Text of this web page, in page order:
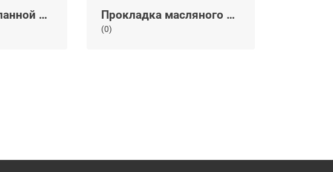
Прокладка клапанной крышки Прокладка масляного поддона
(0)